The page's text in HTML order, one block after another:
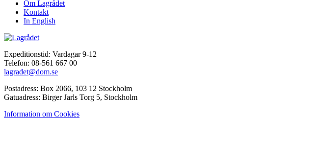
Om Lagrådet
Kontakt
In English
Expeditionstid: Vardagar 9-12
Telefon: 08-561 667 00
lagradet@dom.se
Postadress: Box 2066, 103 12 Stockholm
Gatuadress: Birger Jarls Torg 5, Stockholm
Information om Cookies